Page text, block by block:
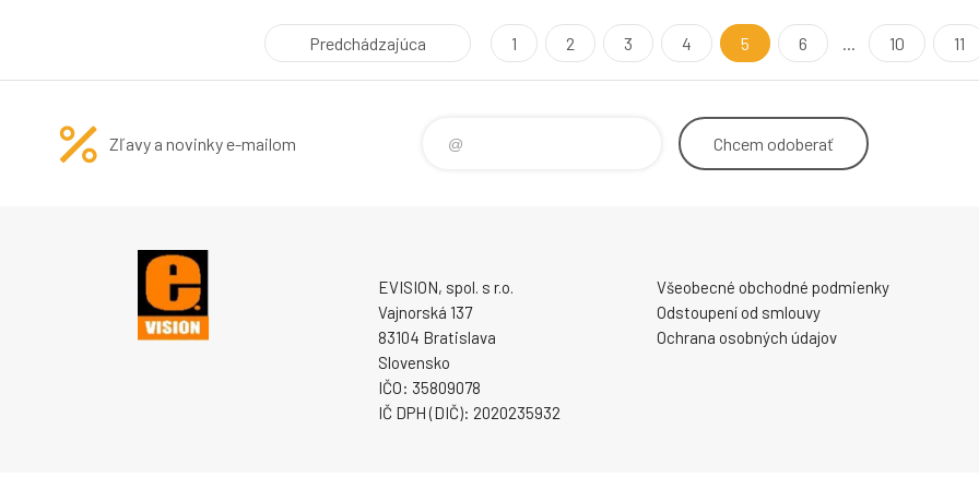
vyrobená zo 1
Predchádzajúca 1 2 3 4 5 6 ... 10 11
Zľavy a novinky e-mailom Chcem odoberať
EVISION, spol. s r.o.
Vajnorská 137
83104 Bratislava
Slovensko
IČO: 35809078
IČ DPH (DIČ): 2020235932
Všeobecné obchodné podmienky
Odstoupení od smlouvy
Ochrana osobných údajov